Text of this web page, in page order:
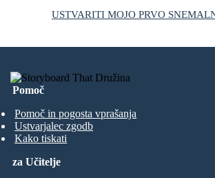
USTVARITI MOJO PRVO
Pomoč
Pomoč in pogosta vprašanja
Ustvarjalec zgodb
Kako tiskati
za Učitelje